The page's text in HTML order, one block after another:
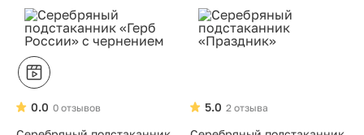
0 отзывов
0.0
2 отзыва
5.0